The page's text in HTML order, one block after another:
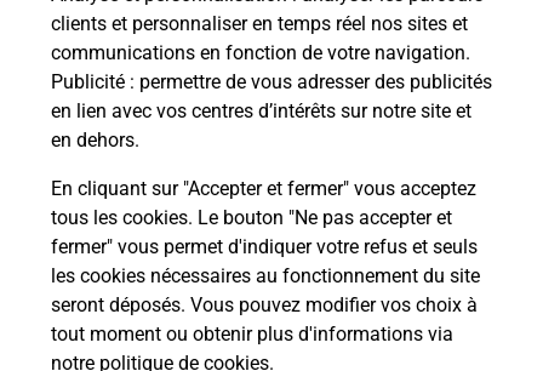
clients et personnaliser en temps réel nos sites et
communications en fonction de votre navigation.
Publicité : permettre de vous adresser des publicités
en lien avec vos centres d’intérêts sur notre site et
en dehors.
En cliquant sur "Accepter et fermer" vous acceptez
tous les cookies. Le bouton "Ne pas accepter et
fermer" vous permet d'indiquer votre refus et seuls
les cookies nécessaires au fonctionnement du site
seront déposés. Vous pouvez modifier vos choix à
tout moment ou obtenir plus d'informations via
notre politique de cookies.
Est-ce que je peux bénéficier de la 5G
avec La Poste Mobile ?
Est-ce que je peux utiliser mon forfait
Est-ce que je peux payer mon
smartphone Samsung en plusieurs
fois avec La Poste Mobile ?
Est-ce que je peux assurer mon